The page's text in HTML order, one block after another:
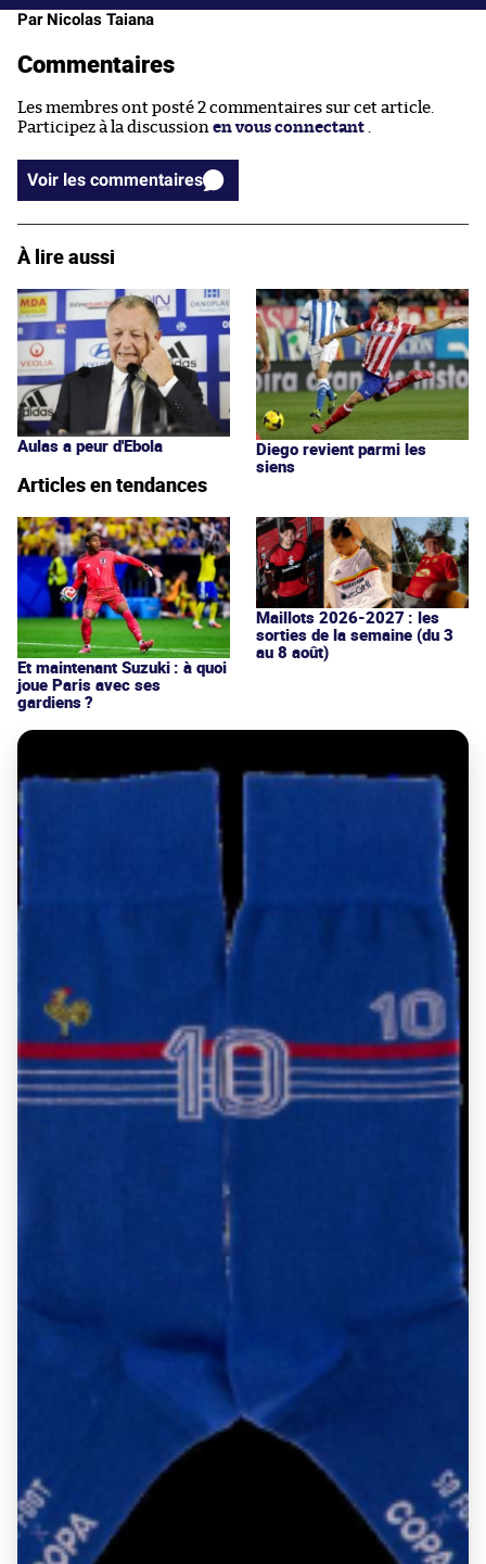
Par Nicolas Taiana
Commentaires
Les membres ont posté 2 commentaires sur cet article.
Participez à la discussion en vous connectant
Voir les commentaires
À lire aussi
Aulas a peur d'Ebola
Diego revient parmi les
siens
Articles en tendances
Et maintenant Suzuki : à quoi
joue Paris avec ses
gardiens ?
Maillots 2026-2027 : les
sorties de la semaine (du 3
au 8 août)